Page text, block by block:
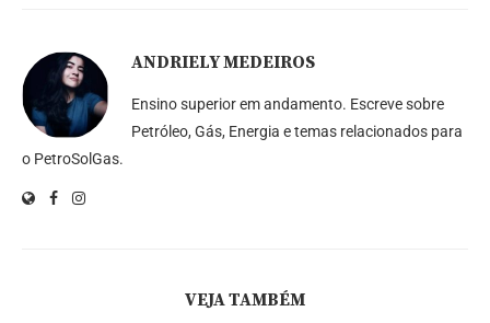
ANDRIELY MEDEIROS
Ensino superior em andamento. Escreve sobre
Petróleo, Gás, Energia e temas relacionados para
o PetroSolGas.
VEJA TAMBÉM